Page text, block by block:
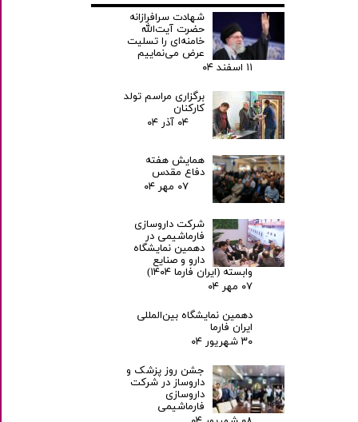
شهادت سرافرازانه
حضرت آیت‌الله
خامنه‌ای را تسلیت
عرض می‌نماییم
۱۱ اسفند ۰۴
برگزاری مراسم تولد
کارکنان
۰۴ آذر ۰۴
همایش هفته
دفاع مقدس
۰۷ مهر ۰۴
شرکت داروسازی
فارماشیمی در
دهمین نمایشگاه
دارو و صنایع
وابسته (ایران فارما ۱۴۰۴)
۰۷ مهر ۰۴
دهمین نمایشگاه بین‌المللی
ایران فارما
۳۰ شهریور ۰۴
جشن روز پزشک و
داروساز در شرکت
داروسازی
فارماشیمی